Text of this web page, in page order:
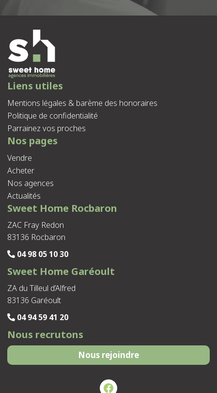
Liens utiles
Mentions légales & barème des honoraires
Politique de confidentialité
Parrainez vos proches
Nos pages
Vendre
Acheter
Nos agences
Actualités
Sweet Home Rocbaron
ZAC Fray Redon
83136 Rocbaron
04 98 05 10 30
Sweet Home Garéoult
ZA du Tilleul d’Alfred
83136 Garéoult
04 94 59 41 20
Nous recrutons
Nous rejoindre